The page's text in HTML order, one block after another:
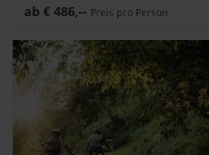
ab € 486,-- Preis pro Person